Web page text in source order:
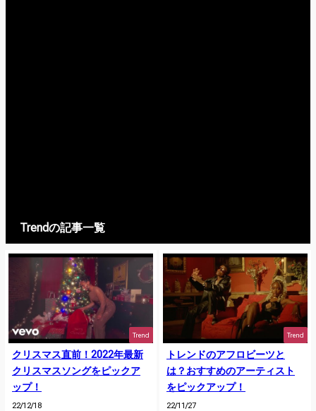
Trendの記事一覧
Trend
クリスマス直前！2022年最新
クリスマスソングをピックア
ップ！
22/12/18
Trend
トレンドのアフロビーツと
は？おすすめのアーティスト
をピックアップ！
22/11/27